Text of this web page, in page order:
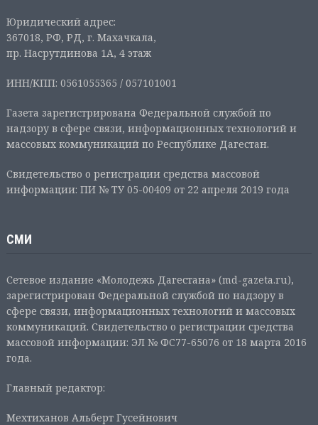
Юридический адрес:
367018, РФ, РД, г. Махачкала,
пр. Насрутдинова 1А, 4 этаж
ИНН/КПП: 0561055365 / 057101001
Газета зарегистрирована Федеральной службой по
надзору в сфере связи, информационных технологий и
массовых коммуникаций по Республике Дагестан.
Свидетельство о регистрации средства массовой
информации: ПИ № ТУ 05-00409 от 22 апреля 2019 года
СМИ
Сетевое издание «Молодежь Дагестана» (md-gazeta.ru),
зарегистрирован Федеральной службой по надзору в
сфере связи, информационных технологий и массовых
коммуникаций. Свидетельство о регистрации средства
массовой информации: ЭЛ № ФС77-65076 от 18 марта 2016
года.
Главный редактор:
Мехтиханов Альберт Гусейнович